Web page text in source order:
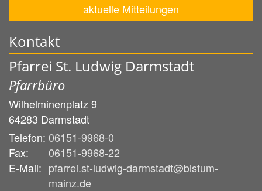
aktuelle Mitteilungen
Kontakt
Pfarrei St. Ludwig Darmstadt
Pfarrbüro
Wilhelminenplatz 9
64283 Darmstadt
Telefon: 06151-9968-0
Fax:
06151-9968-22
E-Mail: pfarrei.st-ludwig-darmstadt@bistum-
mainz.de